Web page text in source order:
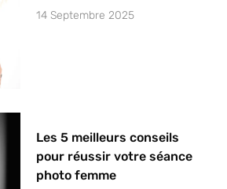
14 Septembre 2025
Les 5 meilleurs conseils
pour réussir votre séance
photo femme